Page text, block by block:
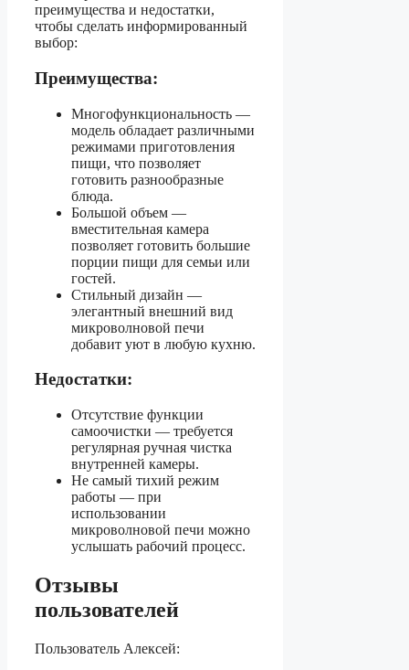
преимущества и недостатки,
чтобы сделать информированный
выбор:
Преимущества:
Многофункциональность —
модель обладает различными
режимами приготовления
пищи, что позволяет
готовить разнообразные
блюда.
Большой объем —
вместительная камера
позволяет готовить большие
порции пищи для семьи или
гостей.
Стильный дизайн —
элегантный внешний вид
микроволновой печи
добавит уют в любую кухню.
Недостатки:
Отсутствие функции
самоочистки — требуется
регулярная ручная чистка
внутренней камеры.
Не самый тихий режим
работы — при
использовании
микроволновой печи можно
услышать рабочий процесс.
Отзывы
пользователей
Пользователь Алексей: